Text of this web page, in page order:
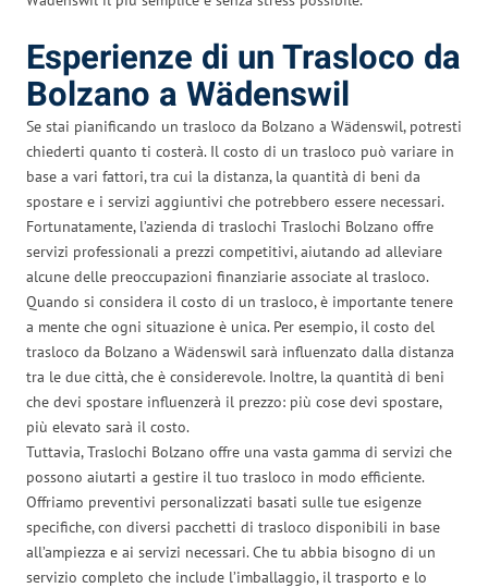
Esperienze di un Trasloco da
Bolzano a Wädenswil
Se stai pianificando un trasloco da Bolzano a Wädenswil, potresti
chiederti quanto ti costerà. Il costo di un trasloco può variare in
base a vari fattori, tra cui la distanza, la quantità di beni da
spostare e i servizi aggiuntivi che potrebbero essere necessari.
Fortunatamente, l’azienda di traslochi Traslochi Bolzano offre
servizi professionali a prezzi competitivi, aiutando ad alleviare
alcune delle preoccupazioni finanziarie associate al trasloco.
Quando si considera il costo di un trasloco, è importante tenere
a mente che ogni situazione è unica. Per esempio, il costo del
trasloco da Bolzano a Wädenswil sarà influenzato dalla distanza
tra le due città, che è considerevole. Inoltre, la quantità di beni
che devi spostare influenzerà il prezzo: più cose devi spostare,
più elevato sarà il costo.
Tuttavia, Traslochi Bolzano offre una vasta gamma di servizi che
possono aiutarti a gestire il tuo trasloco in modo efficiente.
Offriamo preventivi personalizzati basati sulle tue esigenze
specifiche, con diversi pacchetti di trasloco disponibili in base
all’ampiezza e ai servizi necessari. Che tu abbia bisogno di un
servizio completo che include l’imballaggio, il trasporto e lo